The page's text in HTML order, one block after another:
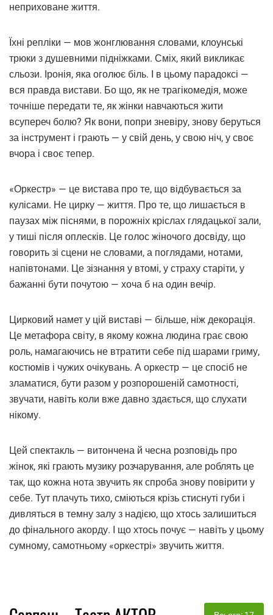
неприховане життя.
Їхні репліки — мов жонглювання словами, клоунські
трюки з душевними підніжками. Сміх, який викликає
сльози. Іронія, яка оголює біль. І в цьому парадоксі —
вся правда вистави. Бо що, як не трагікомедія, може
точніше передати те, як жінки навчаються жити
всупереч болю? Як вони, попри зневіру, знову беруться
за інструмент і грають — у свій день, у свою ніч, у своє
вчора і своє тепер.
«Оркестр» — це вистава про те, що відбувається за
кулісами. Не цирку — життя. Про те, що лишається в
паузах між піснями, в порожніх кріслах глядацької зали,
у тиші після оплесків. Це голос жіночого досвіду, що
говорить зі сцени не словами, а поглядами, нотами,
напівтонами. Це зізнання у втомі, у страху старіти, у
бажанні бути почутою — хоча б на один вечір.
Цирковий намет у цій виставі — більше, ніж декорація.
Це метафора світу, в якому кожна людина грає свою
роль, намагаючись не втратити себе під шарами гриму,
костюмів і чужих очікувань. А оркестр — це спосіб не
зламатися, бути разом у розпорошеній самотності,
звучати, навіть коли вже давно здається, що слухати
нікому.
Цей спектакль — витончена й чесна розповідь про
жінок, які грають музику розчарування, але роблять це
так, що кожна нота звучить як спроба знову повірити у
себе. Тут плачуть тихо, сміються крізь стиснуті губи і
дивляться в темну залу з надією, що хтось залишиться
до фінального акорду. І що хтось почує — навіть у цьому
сумному, самотньому «оркестрі» звучить життя.